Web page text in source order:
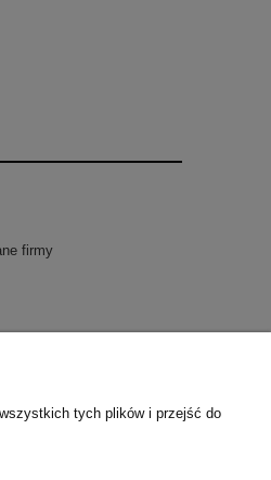
firmy
tych plików i przejść do